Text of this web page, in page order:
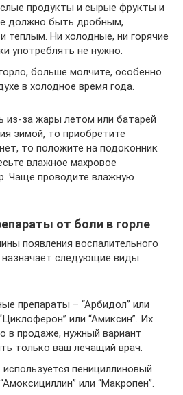
продукты и сырые фрукты и
должно быть дробным,
теплым. Ни холодные, ни горячие
употреблять не нужно.
больше молчите, особенно
в холодное время года.
из-за жары летом или батарей
зимой, то приобретите
то положите на подоконник
влажное махровое
Чаще проводите влажную
от боли в горле
появления воспалительного
назначает следующие виды
препараты – “Арбидол” или
или “Амиксин”. Их
в продаже, нужный вариант
только ваш лечащий врач.
пенициллиновый
или “Макропен”.